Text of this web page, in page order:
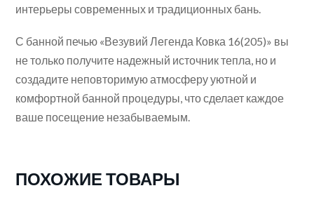
интерьеры современных и традиционных бань.
С банной печью «Везувий Легенда Ковка 16(205)» вы
не только получите надежный источник тепла, но и
создадите неповторимую атмосферу уютной и
комфортной банной процедуры, что сделает каждое
ваше посещение незабываемым.
ПОХОЖИЕ ТОВАРЫ